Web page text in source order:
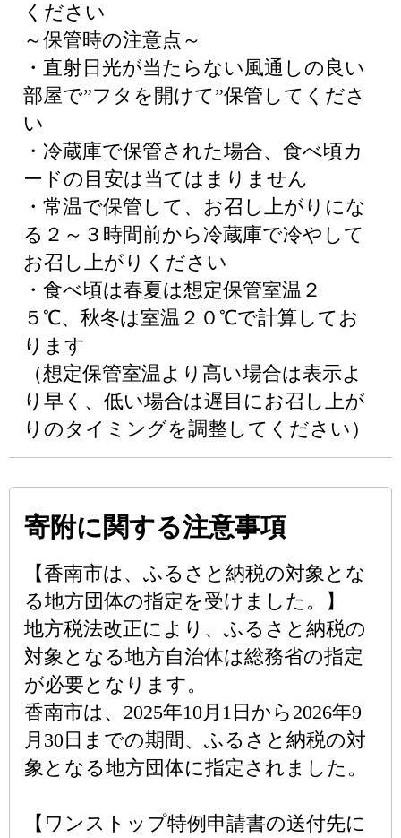
ください
～保管時の注意点～
・直射日光が当たらない風通しの良い
部屋で”フタを開けて”保管してくださ
い
・冷蔵庫で保管された場合、食べ頃カ
ードの目安は当てはまりません
・常温で保管して、お召し上がりにな
る２～３時間前から冷蔵庫で冷やして
お召し上がりください
・食べ頃は春夏は想定保管室温２
５℃、秋冬は室温２０℃で計算してお
ります
（想定保管室温より高い場合は表示よ
り早く、低い場合は遅目にお召し上が
りのタイミングを調整してください）
寄附に関する注意事項
【香南市は、ふるさと納税の対象とな
る地方団体の指定を受けました。】
地方税法改正により、ふるさと納税の
対象となる地方自治体は総務省の指定
が必要となります。
香南市は、2025年10月1日から2026年9
月30日までの期間、ふるさと納税の対
象となる地方団体に指定されました。
【ワンストップ特例申請書の送付先に